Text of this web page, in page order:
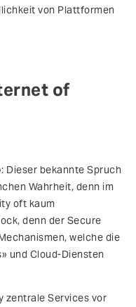
von Plattformen
of
Dieser bekannte Spruch
Wahrheit, denn im
oft kaum
denn der Secure
welche die
und Cloud-Diensten
zentrale Services vor